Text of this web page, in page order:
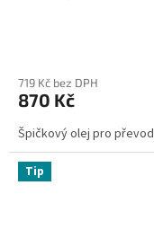
719 Kč bez DPH
870 Kč
Špičkový olej pro
Tip